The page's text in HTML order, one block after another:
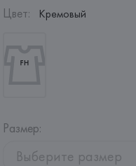
Цвет: Кремовый
Размер:
Выберите размер